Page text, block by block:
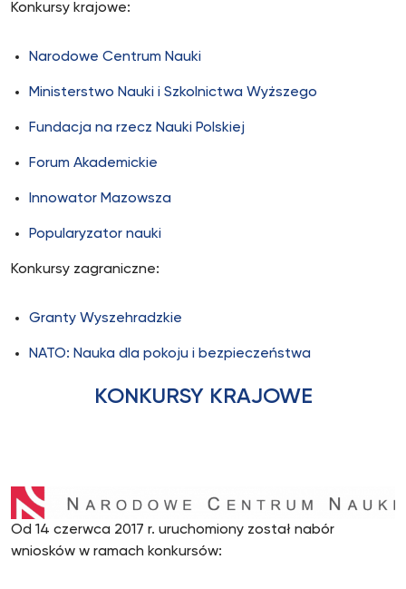
Konkursy krajowe:
Narodowe Centrum Nauki
Ministerstwo Nauki i Szkolnictwa Wyższego
Fundacja na rzecz Nauki Polskiej
Forum Akademickie
Innowator Mazowsza
Popularyzator nauki
Konkursy zagraniczne:
Granty Wyszehradzkie
NATO: Nauka dla pokoju i bezpieczeństwa
KONKURSY KRAJOWE
Od 14 czerwca 2017 r. uruchomiony został nabór
wniosków w ramach konkursów: